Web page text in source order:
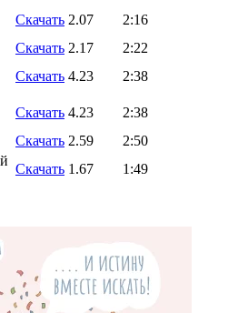
Скачать 2.07
2:16
Скачать 2.17
2:22
Скачать 4.23
2:38
Скачать 4.23
2:38
Скачать 2.59
2:50
Скачать 1.67
1:49